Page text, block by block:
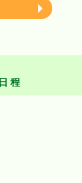
程